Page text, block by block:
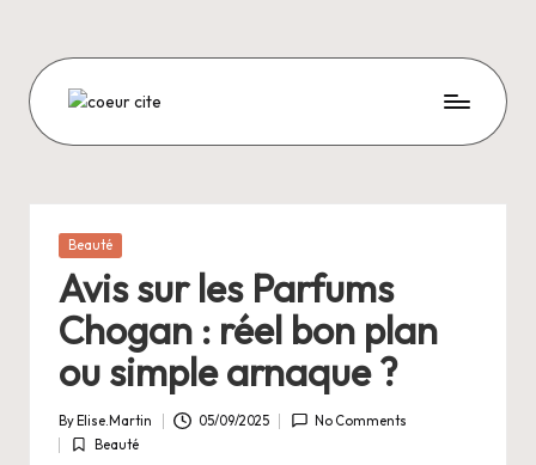
content
C
E
U
R
C
I
T
E
Posted
Beauté
Avis sur les Parfums
Chogan : réel bon plan
ou simple arnaque ?
Posted
by
By Elise.Martin 05/09/2025 No Comments
Posted
Beauté